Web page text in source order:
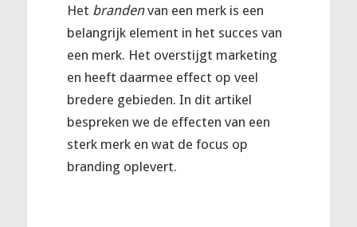
Het brandenvan een merk is een
belangrijk element in het succes van
een merk. Het overstijgt marketing
en heeft daarmee effect op veel
bredere gebieden. In dit artikel
bespreken we de effecten van een
sterk merk en wat de focus op
branding oplevert.